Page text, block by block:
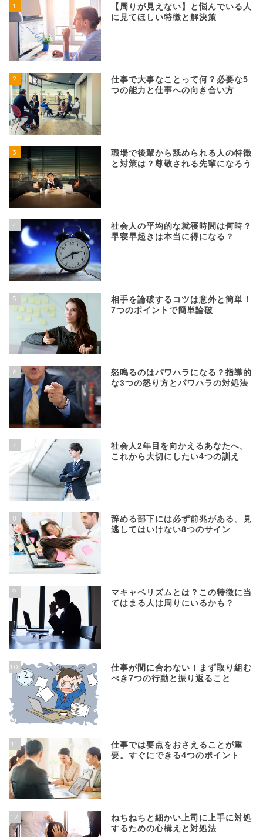
1
【周りが見えない】と悩んでいる人
に見てほしい特徴と解決策
2
仕事で大事なことって何？必要な5
つの能力と仕事への向き合い方
3
職場で後輩から舐められる人の特徴
と対策は？尊敬される先輩になろう
4
社会人の平均的な就寝時間は何時？
早寝早起きは本当に得になる？
5
相手を論破するコツは意外と簡単！
7つのポイントで簡単論破
6
怒鳴るのはパワハラになる？指導的
な3つの怒り方とパワハラの対処法
7
社会人2年目を向かえるあなたへ。
これから大切にしたい4つの訓え
8
辞める部下には必ず前兆がある。見
逃してはいけない8つのサイン
9
マキャベリズムとは？この特徴に当
てはまる人は周りにいるかも？
10
仕事が間に合わない！まず取り組む
べき7つの行動と振り返ること
11
仕事では要点をおさえることが重
要。すぐにできる4つのポイント
12
ねちねちと細かい上司に上手に対処
するための心構えと対処法